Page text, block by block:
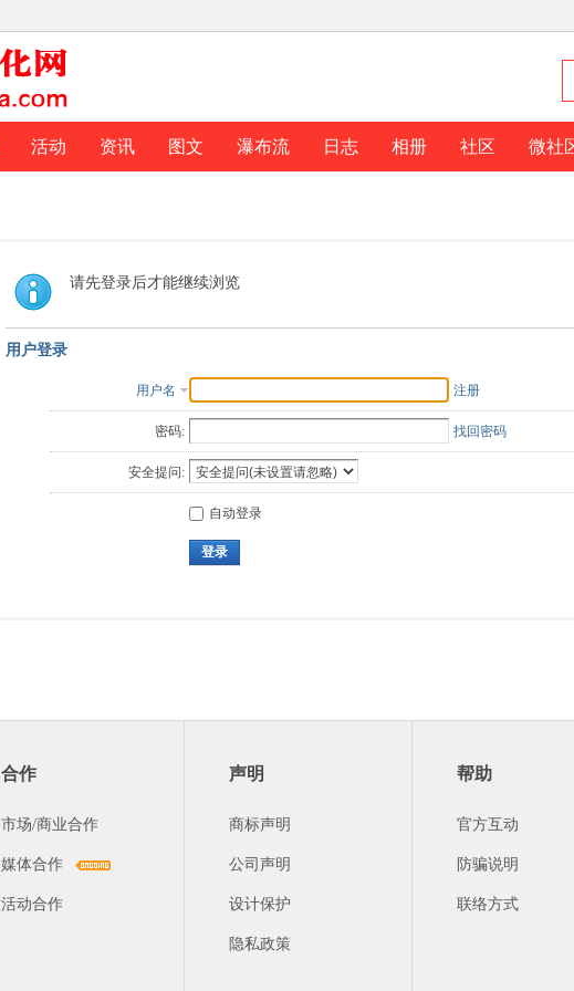
活动 资讯 图文 瀑布流 日志 相册 社区 微社
请先登录后才能继续浏览
用户登录
用户名 注册
密码: 找回密码
安全提问:
自动登录
登录
合作
市场/商业合作
媒体合作
活动合作
声明
商标声明
公司声明
设计保护
隐私政策
帮助
官方互动
防骗说明
联络方式